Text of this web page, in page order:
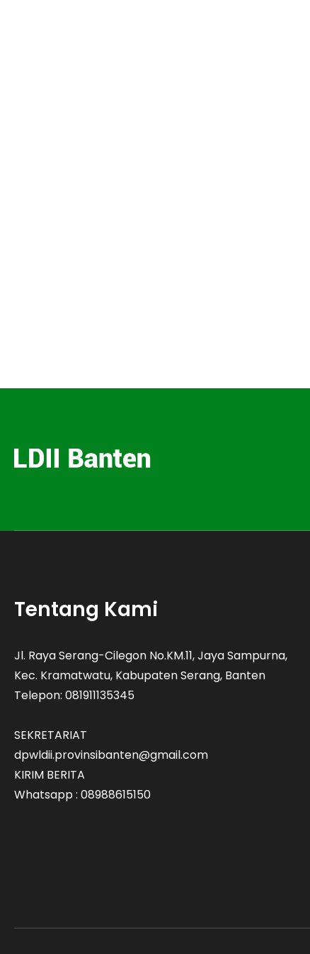
Tentang Kami
Jl. Raya Serang-Cilegon No.KM.11, Jaya Sampurna,
Kec. Kramatwatu, Kabupaten Serang, Banten
Telepon: 081911135345
SEKRETARIAT
dpwldii.provinsibanten@gmail.com
KIRIM BERITA
Whatsapp : 08988615150